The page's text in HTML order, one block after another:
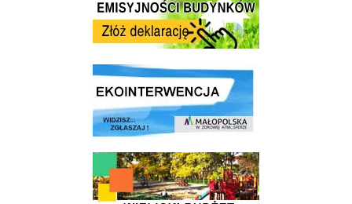
link do strony ekointerwencja dot.- powietrza
link do strony - Wielicki Budżet Obywatelski